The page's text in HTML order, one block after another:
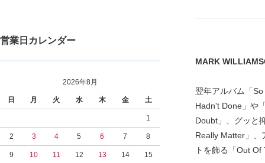
営業日カレンダー
2026年8月
日 月 火 水 木 金 土
1
2 3 4 5 6 7 8
9 10 11 12 13 14 15
MARK
翌年アルバム「
Hadn't Done」や
Doubt」、グッと
Really Matter」、
トを飾る「Out